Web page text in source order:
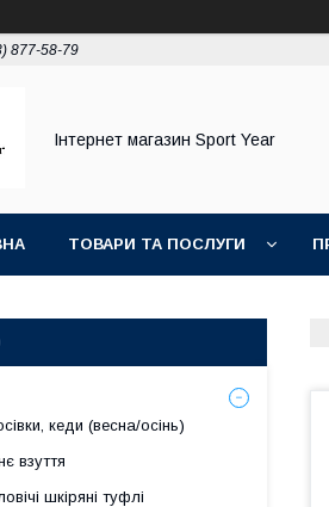
877-58-79
Інтернет магазин Sport Year
ТОВАРИ ТА ПОСЛУГИ
кеди (весна/осінь)
взуття
шкіряні туфлі